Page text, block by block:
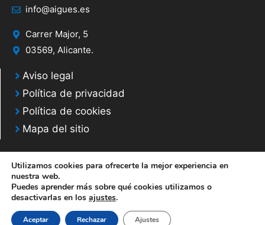
info@aigues.es
Carrer Major, 5
03569, Alicante.
Aviso legal
Política de privacidad
Política de cookies
Mapa del sitio
© 2020 Web desarrollada por el Servicio de Informática de Diputación de
Utilizamos cookies para ofrecerte la mejor experiencia en
nuestra web.
Puedes aprender más sobre qué cookies utilizamos o
desactivarlas en los ajustes.
Aceptar Rechazar Ajustes